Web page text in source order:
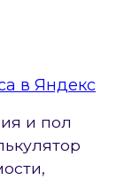
в Яндекс
и пол